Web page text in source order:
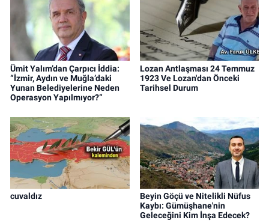
Ümit Yalım’dan Çarpıcı İddia:
“İzmir, Aydın ve Muğla’daki
Yunan Belediyelerine Neden
Operasyon Yapılmıyor?”
Lozan Antlaşması 24 Temmuz
1923 Ve Lozan'dan Önceki
Tarihsel Durum
cuvaldız
Beyin Göçü ve Nitelikli Nüfus
Kaybı: Gümüşhane'nin
Geleceğini Kim İnşa Edecek?